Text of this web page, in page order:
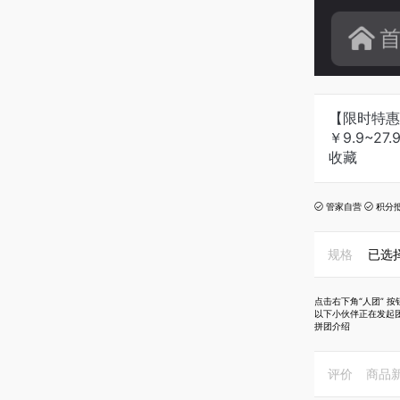
【限时特
￥ 9.9~27.9
收藏
 管家自营  积分
规格 已选
点击右下角“人团”
以下小伙伴正在发起
拼团介绍
评价 商品